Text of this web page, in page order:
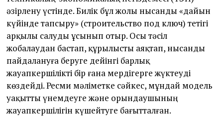
әзірлену үстінде. Билік бұл жолы нысанды «дайын
күйінде тапсыру» (строительство под ключ) тетігі
арқылы салуды ұсынып отыр. Осы тәсіл
жобалаудан бастап, құрылысты аяқтап, нысанды
пайдалануға беруге дейінгі барлық
жауапкершілікті бір ғана мердігерге жүктеуді
көздейді. Ресми мәліметке сәйкес, мұндай модель
уақытты үнемдеуге және орындаушының
жауапкершілігін күшейтуге бағытталған.